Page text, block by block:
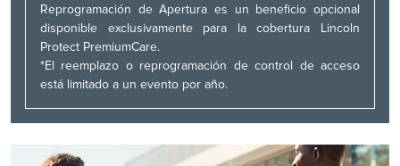
Reprogramación de Apertura es un beneficio opcional
disponible exclusivamente para la cobertura Lincoln
Protect PremiumCare.
*El reemplazo o reprogramación de control de acceso
está limitado a un evento por año.